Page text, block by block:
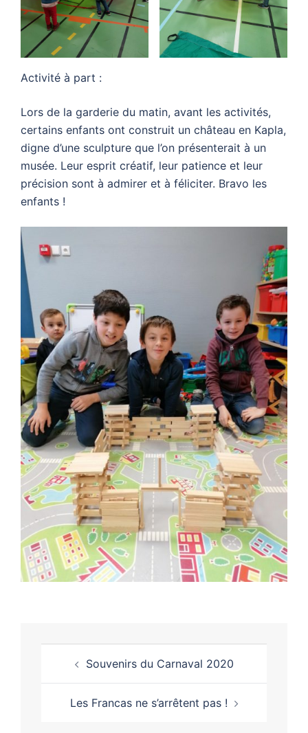
Activité à part :
Lors de la garderie du matin, avant les activités,
certains enfants ont construit un château en Kapla,
digne d’une sculpture que l’on présenterait à un
musée. Leur esprit créatif, leur patience et leur
précision sont à admirer et à féliciter. Bravo les
enfants !
d’articleSouvenirs du Carnaval 2020
Les Francas ne s’arrêtent pas !